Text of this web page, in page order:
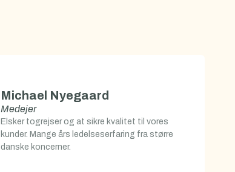
Michael Nyegaard
Medejer
Elsker togrejser og at sikre kvalitet til vores
kunder. Mange års ledelseserfaring fra større
danske koncerner.